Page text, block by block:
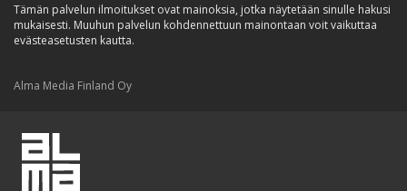
Tämän palvelun ilmoitukset ovat mainoksia, jotka näytetään sinulle hakusi
mukaisesti. Muuhun palvelun kohdennettuun mainontaan voit vaikuttaa
evästeasetusten kautta.
Alma Media Finland Oy